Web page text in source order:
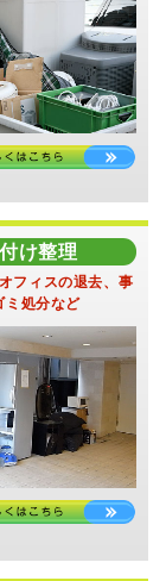
け整理
フィスの退去、 事
ミ処分など